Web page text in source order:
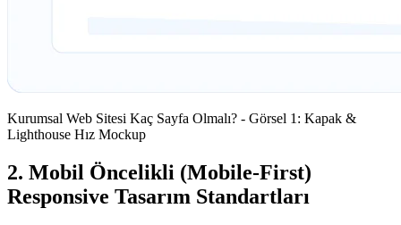
Kurumsal Web Sitesi Kaç Sayfa Olmalı? - Görsel 1: Kapak &
Lighthouse Hız Mockup
2. Mobil Öncelikli (Mobile-First)
Responsive Tasarım Standartları